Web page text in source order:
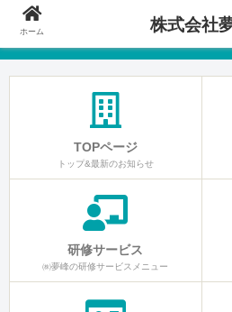
TOPページ
トップ&最新のお知らせ
研修サービス
㈱夢峰の研修サービスメニュー
ホーム 株式会社